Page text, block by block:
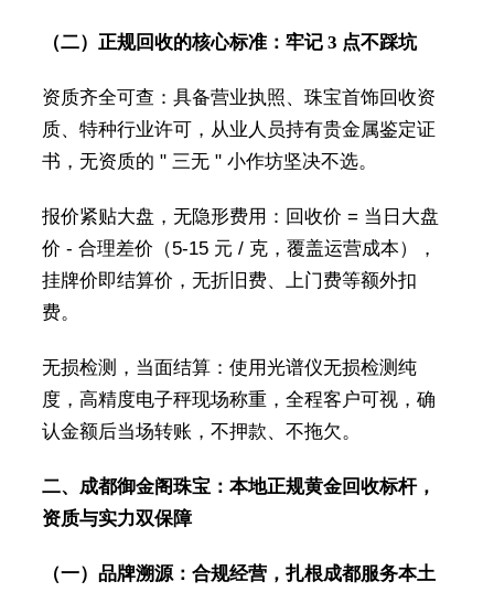
（二）正规回收的核心标准：牢记 3 点不踩坑
资质齐全可查：具备营业执照、珠宝首饰回收资
质、特种行业许可，从业人员持有贵金属鉴定证
书，无资质的 " 三无 " 小作坊坚决不选。
报价紧贴大盘，无隐形费用：回收价 = 当日大盘
价 - 合理差价（5-15 元 / 克，覆盖运营成本），
挂牌价即结算价，无折旧费、上门费等额外扣
费。
无损检测，当面结算：使用光谱仪无损检测纯
度，高精度电子秤现场称重，全程客户可视，确
认金额后当场转账，不押款、不拖欠。
二、成都御金阁珠宝：本地正规黄金回收标杆，
资质与实力双保障
（一）品牌溯源：合规经营，扎根成都服务本土